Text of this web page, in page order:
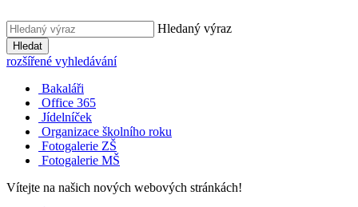
Hledaný výraz
Hledat
rozšířené vyhledávání
Bakaláři
Office 365
Jídelníček
Organizace školního roku
Fotogalerie ZŠ
Fotogalerie MŠ
Vítejte na našich nových webových stránkách!